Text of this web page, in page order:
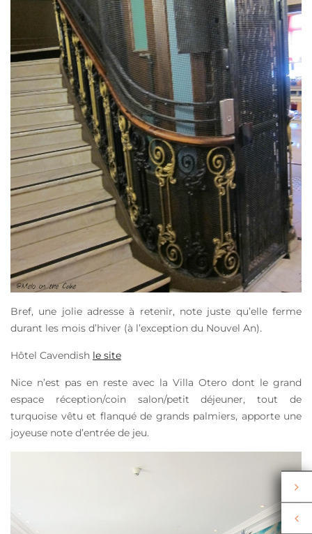
Bref, une jolie adresse à retenir, note juste qu’elle ferme
durant les mois d’hiver (à l’exception du Nouvel An).
Hôtel Cavendish le site
Nice n’est pas en reste avec la Villa Otero dont le grand
espace réception/coin salon/petit déjeuner, tout de
turquoise vêtu et flanqué de grands palmiers, apporte une
joyeuse note d’entrée de jeu.